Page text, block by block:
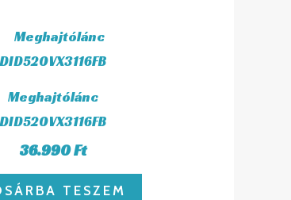
Meghajtólánc
DID520VX3116FB
36.990Ft
TESZEM